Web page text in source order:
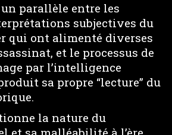
parallèle entre les
subjectives du
qui ont alimenté diverses
et le processus de
par l’intelligence
sa propre “lecture” du
la nature du